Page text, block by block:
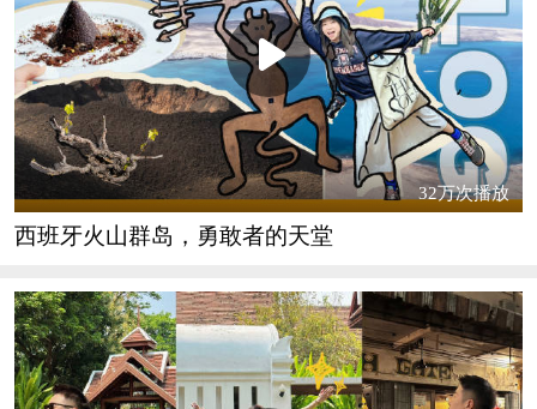
32万次播放
西班牙火山群岛，勇敢者的天堂